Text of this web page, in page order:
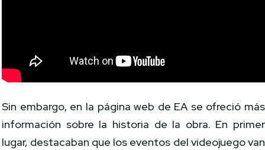
Sin embargo, en la página web de EA se ofreció más
información sobre la historia de la obra. En primer
lugar, destacaban que los eventos del videojuego van